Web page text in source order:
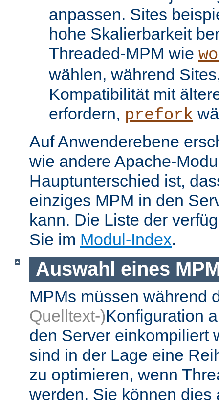
anpassen. Sites
hohe Skalierbarkeit
Threaded-MPM wie
wählen, während
Kompatibilität mit
erfordern, prefork
Auf Anwenderebene
wie andere Apache-
Hauptunterschied ist,
einziges MPM in den
kann. Die Liste der
Sie im Modul-Index.
Auswahl eines
MPMs müssen während
Quelltext-)Konfiguration
den Server einkompiliert
sind in der Lage eine
zu optimieren, wenn
werden. Sie können dies